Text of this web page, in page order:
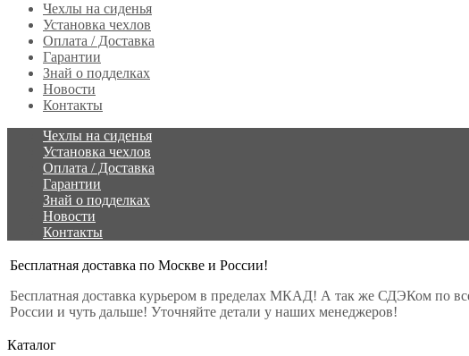
Чехлы на сиденья
Установка чехлов
Оплата / Доставка
Гарантии
Знай о подделках
Новости
Контакты
Чехлы на сиденья
Установка чехлов
Оплата / Доставка
Гарантии
Знай о подделках
Новости
Контакты
Бесплатная доставка по Москве и России!
Бесплатная доставка курьером в пределах МКАД! А так же СДЭКом по
России и чуть дальше! Уточняйте детали у наших менеджеров!
Каталог